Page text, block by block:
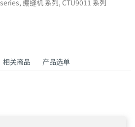
, 绷缝机 系列, CTU9011 系列
相关商品 产品选单